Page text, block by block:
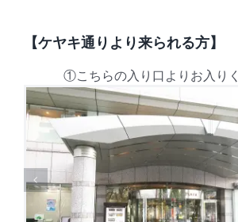
【ケヤキ通りより来られる方】
①こちらの入り口よりお入りく